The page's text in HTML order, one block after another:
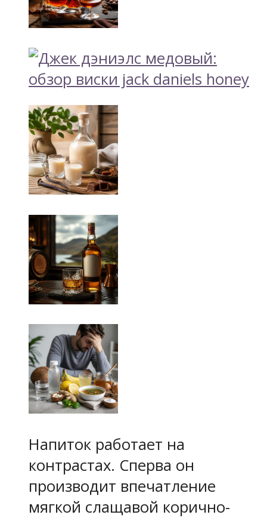
Напиток работает на
контрастах. Сперва он
производит впечатление
мягкой слащавой корично-